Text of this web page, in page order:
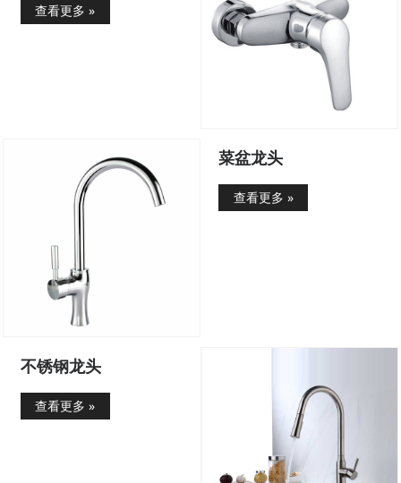
查看更多 »
菜盆龙头
查看更多 »
不锈钢龙头
查看更多 »